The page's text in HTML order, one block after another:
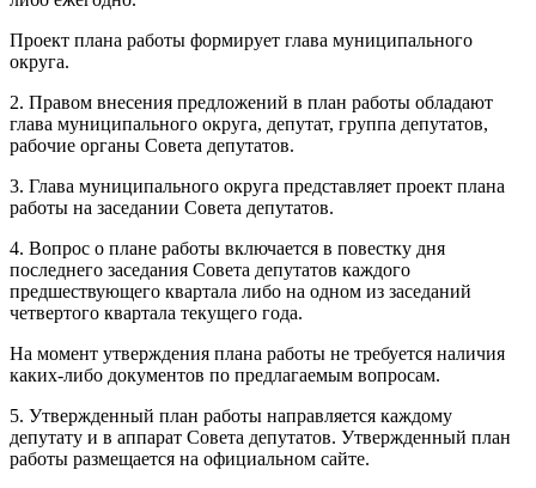
Проект плана работы формирует глава муниципального
округа.
2. Правом внесения предложений в план работы обладают
глава муниципального округа, депутат, группа депутатов,
рабочие органы Совета депутатов.
3. Глава муниципального округа представляет проект плана
работы на заседании Совета депутатов.
4. Вопрос о плане работы включается в повестку дня
последнего заседания Совета депутатов каждого
предшествующего квартала либо на одном из заседаний
четвертого квартала текущего года.
На момент утверждения плана работы не требуется наличия
каких-либо документов по предлагаемым вопросам.
5. Утвержденный план работы направляется каждому
депутату и в аппарат Совета депутатов. Утвержденный план
работы размещается на официальном сайте.